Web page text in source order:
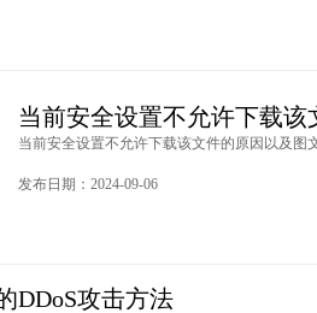
当前安全设置不允许下载
当前安全设置不允许下载该文件的原因以及图
发布日期：2024-09-06
DDoS攻击方法